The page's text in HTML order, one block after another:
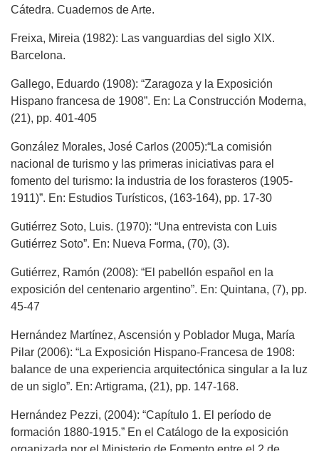
Cátedra. Cuadernos de Arte.
Freixa, Mireia (1982): Las vanguardias del siglo XIX.
Barcelona.
Gallego, Eduardo (1908): “Zaragoza y la Exposición
Hispano francesa de 1908”. En: La Construcción Moderna,
(21), pp. 401-405
González Morales, José Carlos (2005):“La comisión
nacional de turismo y las primeras iniciativas para el
fomento del turismo: la industria de los forasteros (1905-
1911)”. En: Estudios Turísticos, (163-164), pp. 17-30
Gutiérrez Soto, Luis. (1970): “Una entrevista con Luis
Gutiérrez Soto”. En: Nueva Forma, (70), (3).
Gutiérrez, Ramón (2008): “El pabellón español en la
exposición del centenario argentino”. En: Quintana, (7), pp.
45-47
Hernández Martínez, Ascensión y Poblador Muga, María
Pilar (2006): “La Exposición Hispano-Francesa de 1908:
balance de una experiencia arquitectónica singular a la luz
de un siglo”. En: Artigrama, (21), pp. 147-168.
Hernández Pezzi, (2004): “Capítulo 1. El período de
formación 1880-1915.” En el Catálogo de la exposición